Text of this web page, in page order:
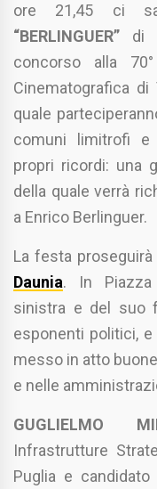
ore 21,45 ci
“BERLINGUER” di
concorso alla
Cinematografica di
quale
comuni limitrofi e
propri ricordi: una
della quale verrà
a Enrico Berlinguer.
La festa
Daunia. In Piazza
sinistra e del suo
esponenti politici,
messo in atto
e nelle
GUGLIELMO
Infrastrutture
Puglia e